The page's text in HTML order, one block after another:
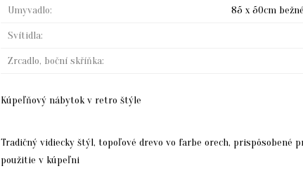
Umyvadlo: 85 x 50cm
Svítidla:
Zrcadlo, boční skříňka:
Kúpeľňový nábytok v retro štýle
Tradičný vidiecky štýl, topoľové drevo vo farbe orech, prispôsobené
použitie v kúpeľni